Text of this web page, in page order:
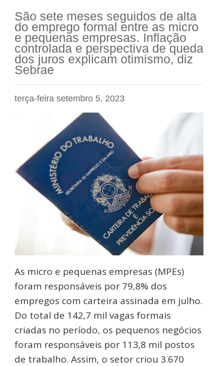
São sete meses seguidos de alta
do emprego formal entre as micro
e pequenas empresas. Inflação
controlada e perspectiva de queda
dos juros explicam otimismo, diz
Sebrae
terça-feira setembro 5, 2023
As micro e pequenas empresas (MPEs)
foram responsáveis por 79,8% dos
empregos com carteira assinada em julho.
Do total de 142,7 mil vagas formais
criadas no período, os pequenos negócios
foram responsáveis por 113,8 mil postos
de trabalho. Assim, o setor criou 3.670